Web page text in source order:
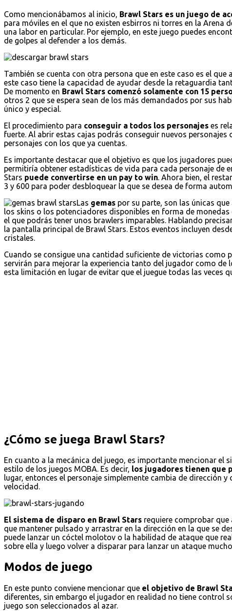
Como mencionábamos al inicio, Brawl Stars es un juego de
para móviles en el que no existen esbirros ni torres en la
una labor en particular. Por ejemplo, en este juego puedes
de golpes al defender a los demás.
También se cuenta con otra persona que en este caso es el
este caso tiene la capacidad de ayudar desde la retaguardia
De momento en Brawl Stars comenzó solamente con 15
otros 2 que se espera sean de los más demandados por sus
único y especial.
El procedimiento para conseguir a todos los personajes es
fuerte. Al abrir estas cajas podrás conseguir nuevos
personajes con los que ya cuentas.
Es importante destacar que el objetivo es que los jugadores
permitiría obtener estadísticas de vida para cada personaje de
Stars puede convertirse en un pay to win . Ahora bien, el
3 y 600 para poder desbloquear la que se desea de forma
Las gemas por su parte, son las únicas
los skins o los potenciadores disponibles en forma de
el que podrás tener unos brawlers imparables. Hablando
la pantalla principal de Brawl Stars. Estos eventos incluyen
cristales.
Cuando se consigue una cantidad suficiente de victorias como
servirán para mejorar la experiencia tanto del jugador como de
esta limitación en lugar de evitar que el juegue todas las veces
¿Cómo se juega Brawl Stars?
En cuanto a la mecánica del juego, es importante mencionar el
estilo de los juegos MOBA. Es decir, los jugadores tienen que
lugar, entonces el personaje simplemente cambia de dirección
velocidad.
El sistema de disparo en Brawl Stars requiere comprobar que
que mantener pulsado y arrastrar en la dirección en la que se
puede lanzar un cóctel molotov o la habilidad de ataque que
sobre ella y luego volver a disparar para lanzar un ataque
Modos de juego
En este punto conviene mencionar que el objetivo de Brawl
diferentes, sin embargo el jugador en realidad no tiene control
juego son seleccionados al azar.